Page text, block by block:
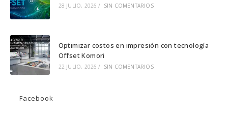
28 JULIO, 2026 / SIN COMENTARIOS
Optimizar costos en impresión con tecnología
Offset Komori
22 JULIO, 2026 / SIN COMENTARIOS
Facebook